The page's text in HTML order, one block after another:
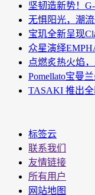
坚韧造新势！
无惧阳光，潮
宝玑全新呈现
众星演绎
点燃炙热火焰
Pomellato宝曼
TASAKI 推出全
标签云
联系我们
友情链接
所有用户
网站地图